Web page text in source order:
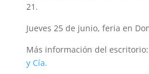
21.
Jueves 25 de junio, feria en
Más información del escritorio:
y Cía.